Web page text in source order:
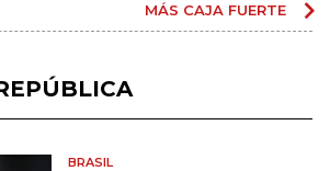
MÁS CAJA FUERTE
BRASIL